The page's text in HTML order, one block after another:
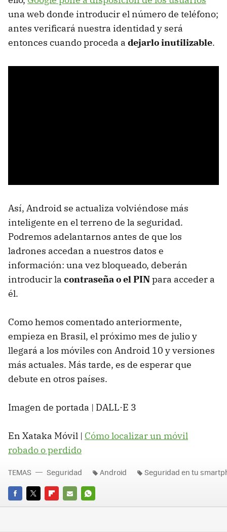
una web donde introducir el número de teléfono;
antes verificará nuestra identidad y será
entonces cuando proceda a dejarlo inutilizable.
Así, Android se actualiza volviéndose más
inteligente en el terreno de la seguridad.
Podremos adelantarnos antes de que los
ladrones accedan a nuestros datos e
información: una vez bloqueado, deberán
introducir la contraseña o el PINpara acceder a
él.
Como hemos comentado anteriormente,
empieza en Brasil, el próximo mes de julio y
llegará a los móviles con Android 10 y versiones
más actuales. Más tarde, es de esperar que
debute en otros países.
Imagen de portada | DALL·E 3
En Xataka Móvil | Cómo localizar un móvil
robado o perdido
FACEBOOK
TWITTERFLIPBOARD
E-
WHATSAPP
TEMAS Seguridad Android Seguridad en tu